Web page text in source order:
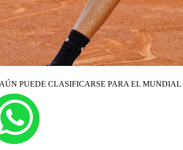
PUEDE CLASIFICARSE PARA EL MUNDIAL